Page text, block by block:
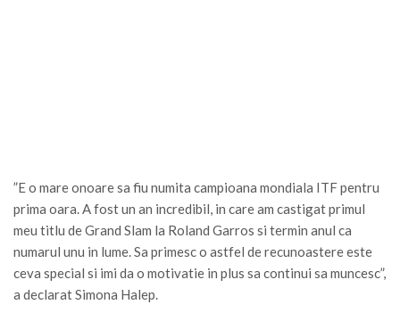
”E o mare onoare sa fiu numita campioana mondiala ITF pentru
prima oara. A fost un an incredibil, in care am castigat primul
meu titlu de Grand Slam la Roland Garros si termin anul ca
numarul unu in lume. Sa primesc o astfel de recunoastere este
ceva special si imi da o motivatie in plus sa continui sa muncesc”,
a declarat Simona Halep.